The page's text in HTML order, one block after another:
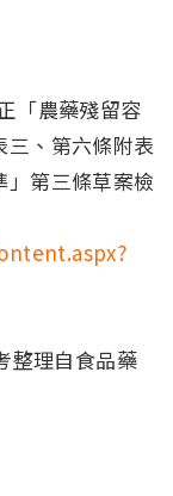
「農藥殘留容
、第六條附表
」第三條草案檢
整理自食品藥